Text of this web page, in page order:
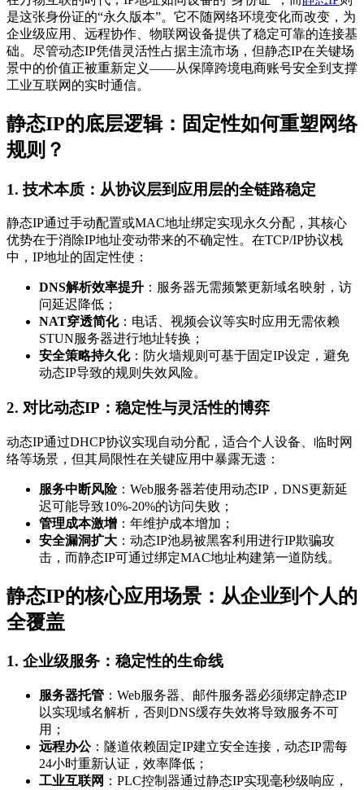
是这张身份证的“永久版本”。它不随网络环境变化而改变，为
企业级应用、远程协作、物联网设备提供了稳定可靠的连接基
础。尽管动态IP凭借灵活性占据主流市场，但静态IP在关键场
景中的价值正被重新定义——从保障跨境电商账号安全到支撑
工业互联网的实时通信。
静态IP的底层逻辑：固定性如何重塑网络
规则？
1. 技术本质：从协议层到应用层的全链路稳定
静态IP通过手动配置或MAC地址绑定实现永久分配，其核心
优势在于消除IP地址变动带来的不确定性。在TCP/IP协议栈
中，IP地址的固定性使：
DNS解析效率提升 ：服务器无需频繁更新域名映射，访
问延迟降低；
NAT穿透简化：电话、视频会议等实时应用无需依赖
STUN服务器进行地址转换；
安全策略持久化：防火墙规则可基于固定IP设定，避免
动态IP导致的规则失效风险。
2. 对比动态IP：稳定性与灵活性的博弈
动态IP通过DHCP协议实现自动分配，适合个人设备、临时网
络等场景，但其局限性在关键应用中暴露无遗：
服务中断风险：Web服务器若使用动态IP，DNS更新延
迟可能导致10%-20%的访问失败；
管理成本激增 ：年维护成本增加；
安全漏洞扩大 ：动态IP池易被黑客利用进行IP欺骗攻
击，而静态IP可通过绑定MAC地址构建第一道防线。
静态IP的核心应用场景：从企业到个人的
全覆盖
1. 企业级服务：稳定性的生命线
服务器托管 ：Web服务器、邮件服务器必须绑定静态IP
以实现域名解析，否则DNS缓存失效将导致服务不可
用；
远程办公：隧道依赖固定IP建立安全连接，动态IP需每
24小时重新认证，效率降低；
工业互联网 ：PLC控制器通过静态IP实现毫秒级响应，